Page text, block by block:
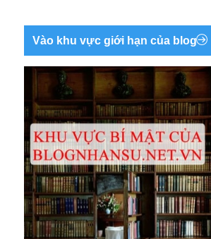
Vào khu vực giới hạn của blog